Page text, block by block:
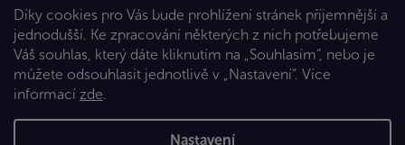
Díky cookies pro Vás bude prohlížení stránek příjemnější a
jednodušší. Ke zpracování některých z nich potřebujeme
Váš souhlas, který dáte kliknutím na „Souhlasím“, nebo je
můžete odsouhlasit jednotlivě v „Nastavení“. Více
informací zde.
Nastavení
Vytvořil Shoptet Premium